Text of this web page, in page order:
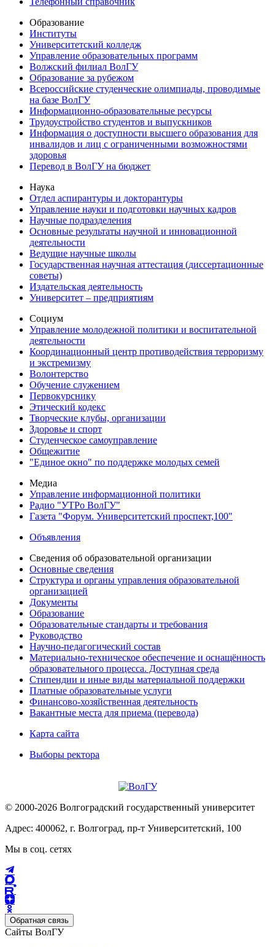
Образование
Институты
Университетский колледж
Управление образовательных программ
Волжский филиал ВолГУ
Образование за рубежом
Всероссийские студенческие олимпиады, проводимые
на базе ВолГУ
Информационно-образовательные ресурсы
Трудоустройство студентов и выпускников
Информация о доступности высшего образования для
инвалидов и лиц с ограниченными возможностями
здоровья
Перевод в ВолГУ на бюджет
Наука
Отдел аспирантуры и докторантуры
Управление науки и подготовки научных кадров
Научные подразделения
Основные результаты научной и инновационной
деятельности
Ведущие научные школы
Государственная научная аттестация (диссертационные
советы)
Издательская деятельность
Университет – предприятиям
Социум
Управление молодежной политики и воспитательной
деятельности
Координационный центр противодействия терроризму
и экстремизму
Волонтерство
Обучение служением
Первокурснику
Этический кодекс
Творческие клубы, организации
Здоровье и спорт
Студенческое самоуправление
Общежитие
"Единое окно" по поддержке молодых семей
Медиа
Управление информационной политики
Радио "УТРо ВолГУ"
Газета "Форум. Университетский проспект,100"
Объявления
Сведения об образовательной организации
Основные сведения
Структура и органы управления образовательной
организацией
Документы
Образование
Образовательные стандарты и требования
Руководство
Научно-педагогический состав
Материально-техническое обеспечение и оснащённость
образовательного процесса. Доступная среда
Стипендии и иные виды материальной поддержки
Платные образовательные услуги
Финансово-хозяйственная деятельность
Вакантные места для приема (перевода)
Карта сайта
Выборы ректора
© 2000-2026 Волгоградский государственный университет
Адрес: 400062, г. Волгоград, пр-т Университетский, 100
Мы в соц. сетях
Обратная связь
Сайты ВолГУ